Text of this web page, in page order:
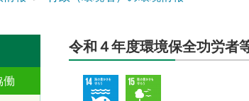
働
令和４年度環境保全功労者